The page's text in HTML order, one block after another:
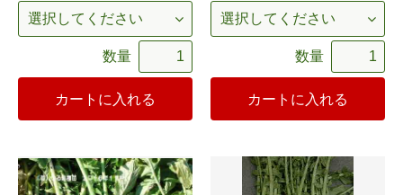
数量
カートに入れる
数量
カートに入れる